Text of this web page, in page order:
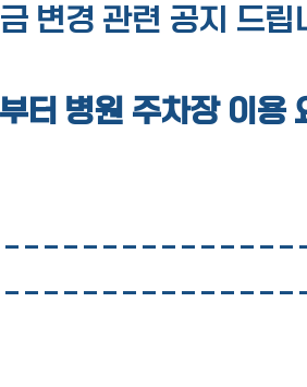
변경 관련 공지 드립
터 병원 주차장 이용